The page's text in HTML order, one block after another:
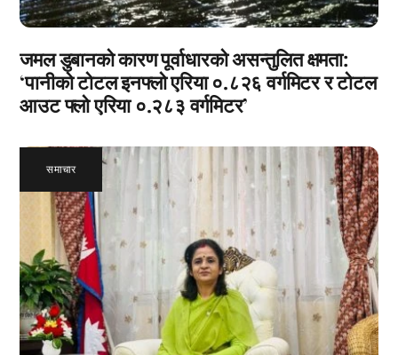
जमल डुबानको कारण पूर्वाधारको असन्तुलित क्षमता:
‘पानीको टोटल इनफ्लो एरिया ०.८२६ वर्गमिटर र टोटल
आउट फ्लो एरिया ०.२८३ वर्गमिटर’
समाचार